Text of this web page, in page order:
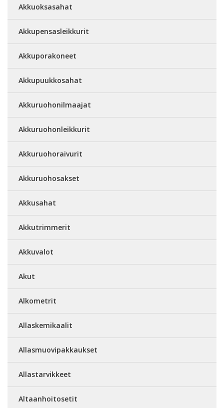
Akkuoksasahat
Akkupensasleikkurit
Akkuporakoneet
Akkupuukkosahat
Akkuruohonilmaajat
Akkuruohonleikkurit
Akkuruohoraivurit
Akkuruohosakset
Akkusahat
Akkutrimmerit
Akkuvalot
Akut
Alkometrit
Allaskemikaalit
Allasmuovipakkaukset
Allastarvikkeet
Altaanhoitosetit